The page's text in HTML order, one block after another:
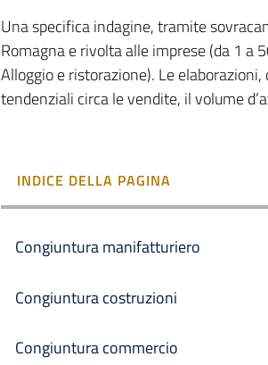
Una specifica indagine, tramite
Romagna e rivolta alle imprese (da 1 a
Alloggio e ristorazione). Le
tendenziali circa le vendite, il volume
INDICE DELLA PAGINA
Congiuntura manifatturiero
Congiuntura costruzioni
Congiuntura commercio